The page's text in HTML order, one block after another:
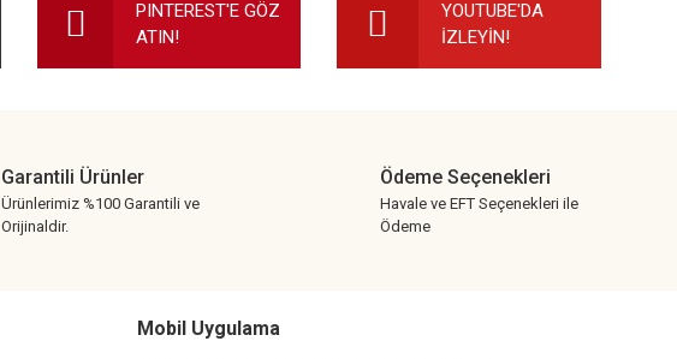
PINTEREST'E GÖZ
ATIN!
YOUTUBE'DA
İZLEYİN!
Garantili Ürünler
Ürünlerimiz %100 Garantili ve
Orijinaldir.
Ödeme Seçenekleri
Havale ve EFT Seçenekleri ile
Ödeme
Mobil Uygulama